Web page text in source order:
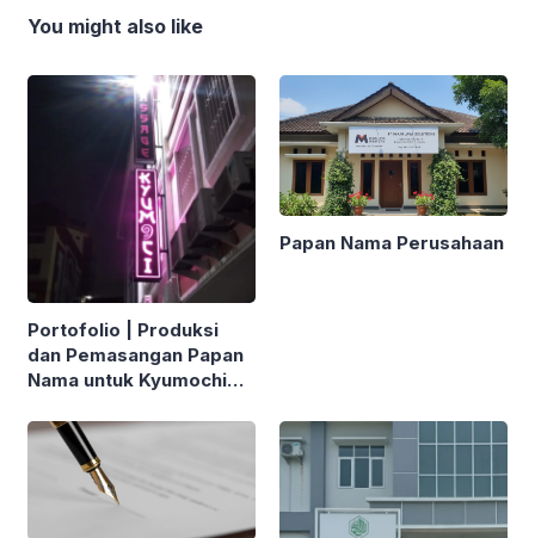
You might also like
Portofolio | Produksi
dan Pemasangan Papan
Nama untuk Kyumochi
Papan Nama Perusahaan